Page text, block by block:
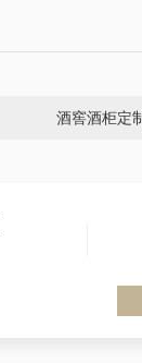
酒窖酒柜定